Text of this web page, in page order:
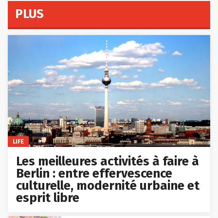
PLUS
LIFE
Les meilleures activités à faire à
Berlin : entre effervescence
culturelle, modernité urbaine et
esprit libre